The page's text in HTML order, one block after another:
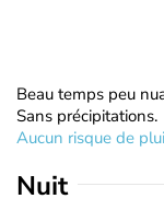
Beau temps peu
Sans précipitations.
Aucun risque de
Nuit